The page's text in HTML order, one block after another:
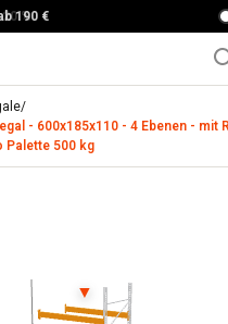
%
/
- 600x185x110 - 4 Ebenen - mit
Palette 500 kg
▼